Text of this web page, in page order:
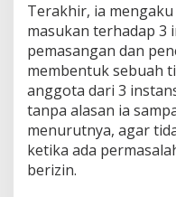
Terakhir, ia
masukan terhadap 3
pemasangan dan
membentuk sebuah
anggota dari 3
tanpa alasan ia
menurutnya, agar
ketika ada
berizin.